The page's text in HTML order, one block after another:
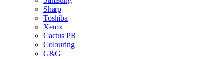
Sharp
Toshiba
Xerox
Cactus PR
Colouring
G&G